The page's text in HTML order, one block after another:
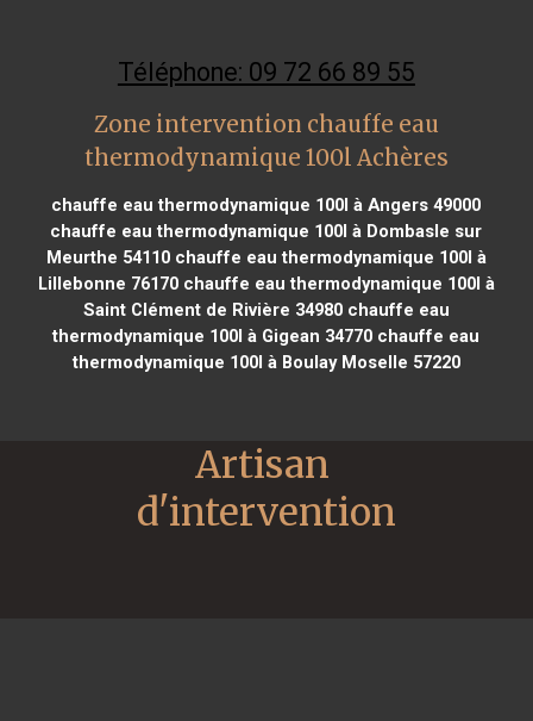
Téléphone: 09 72 66 89 55
Zone intervention chauffe eau
thermodynamique 100l Achères
chauffe eau thermodynamique 100l à Angers 49000
chauffe eau thermodynamique 100l à Dombasle sur
Meurthe 54110chauffe eau thermodynamique 100l à
Lillebonne 76170chauffe eau thermodynamique 100l à
Saint Clément de Rivière 34980chauffe eau
thermodynamique 100l à Gigean 34770 chauffe eau
thermodynamique 100l à Boulay Moselle 57220
Artisan
d'intervention